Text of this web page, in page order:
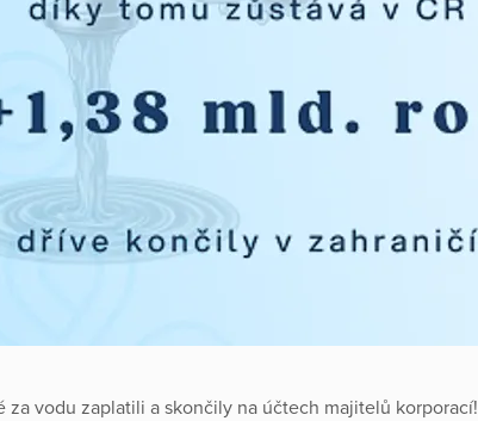
za vodu zaplatili a skončily na účtech majitelů korporací!